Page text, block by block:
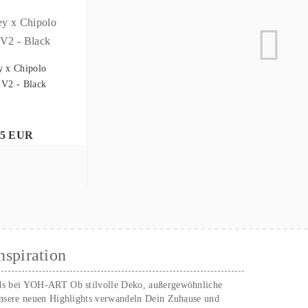
x Chipolo
- Black
EUR
bei YOH‑ART Ob stilvolle Deko, außergewöhnliche
neuen Highlights verwandeln Dein Zuhause und